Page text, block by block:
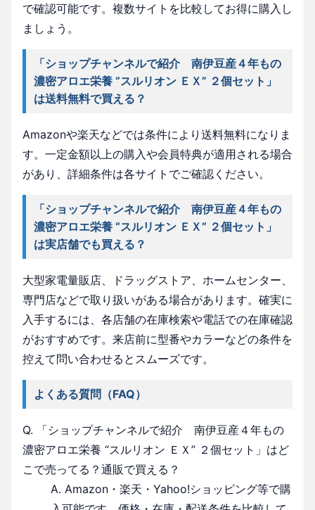
で確認可能です。複数サイトを比較してお得に購入し
ましょう。
「ショップチャンネルで紹介 南伊豆産４年もの
濃密アロエ栄養 “スルリオン ＥＸ” ２個セット」
は送料無料で買える？
Amazonや楽天などでは条件により送料無料になりま
す。一定金額以上の購入や会員特典が適用される場合
があり、詳細条件は各サイトでご確認ください。
「ショップチャンネルで紹介 南伊豆産４年もの
濃密アロエ栄養 “スルリオン ＥＸ” ２個セット」
は実店舗でも買える？
大型家電量販店、ドラッグストア、ホームセンター、
専門店などで取り扱いがある場合があります。確実に
入手するには、各店舗の在庫検索や電話での在庫確認
がおすすめです。来店前に型番やカラーなどの条件を
控えて問い合わせるとスムーズです。
よくある質問（FAQ）
Q. 「ショップチャンネルで紹介 南伊豆産４年もの
濃密アロエ栄養 “スルリオン ＥＸ” ２個セット」はど
こで売ってる？通販で買える？
A. Amazon・楽天・Yahoo!ショッピング等で購